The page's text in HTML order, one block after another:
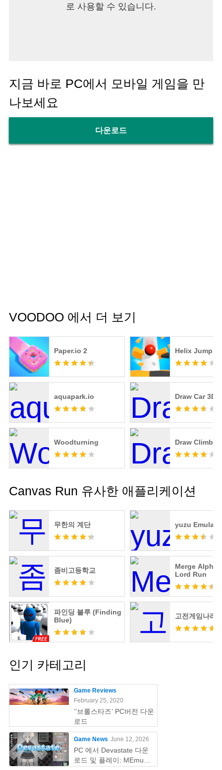
로 사용할 수 있습니다.
지금 바로 PC에서 모바일 게임을 만
나보세요
다운로드
VOODOO 에서 더 보기
Paper.io 2 Helix Jump
aquapark.io Draw Car 3D
Woodturning Draw Climber
Canvas Run 유사한 애플리케이션
무한의 계단 yuzu
좀비고등학교
Merge
Lord Run
파인딩 블루 (Finding
Blue)
고전게임나라
인기 카테고리
Game Reviews
February 25, 2020
‘’브롤스타즈’ PC버전 다운
로드
Game News June 12, 2026
PC 에서 Devastate 다운
로드 및 플레이: MEmu